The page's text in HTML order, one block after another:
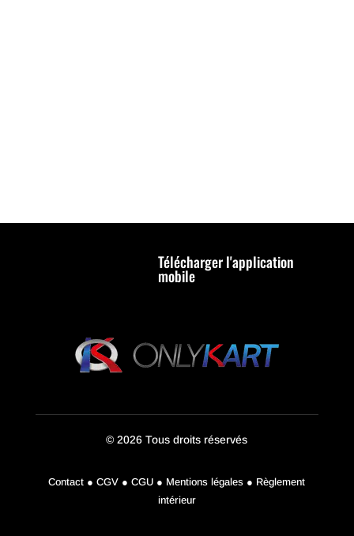
Télécharger l'application
mobile
© 2026 Tous droits réservés
Contact ● CGV ● CGU ● Mentions légales ● Règlement
intérieur